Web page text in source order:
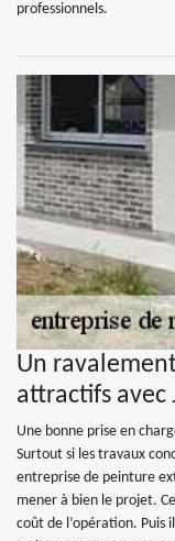
professionnels.
Un
attractifs avec
Une bonne prise en
Surtout si les travaux
entreprise de peinture
mener à bien le projet.
coût de l’opération. Puis